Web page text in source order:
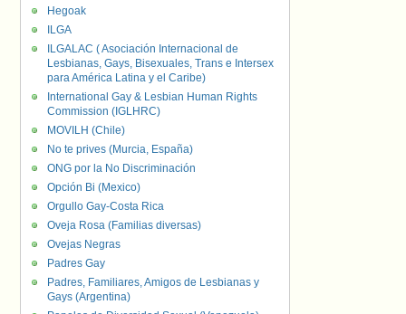
Hegoak
ILGA
ILGALAC ( Asociación Internacional de
Lesbianas, Gays, Bisexuales, Trans e Intersex
para América Latina y el Caribe)
International Gay & Lesbian Human Rights
Commission (IGLHRC)
MOVILH (Chile)
No te prives (Murcia, España)
ONG por la No Discriminación
Opción Bi (Mexico)
Orgullo Gay-Costa Rica
Oveja Rosa (Familias diversas)
Ovejas Negras
Padres Gay
Padres, Familiares, Amigos de Lesbianas y
Gays (Argentina)